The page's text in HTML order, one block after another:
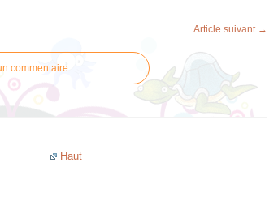
Article suivant →
commentaire
Haut